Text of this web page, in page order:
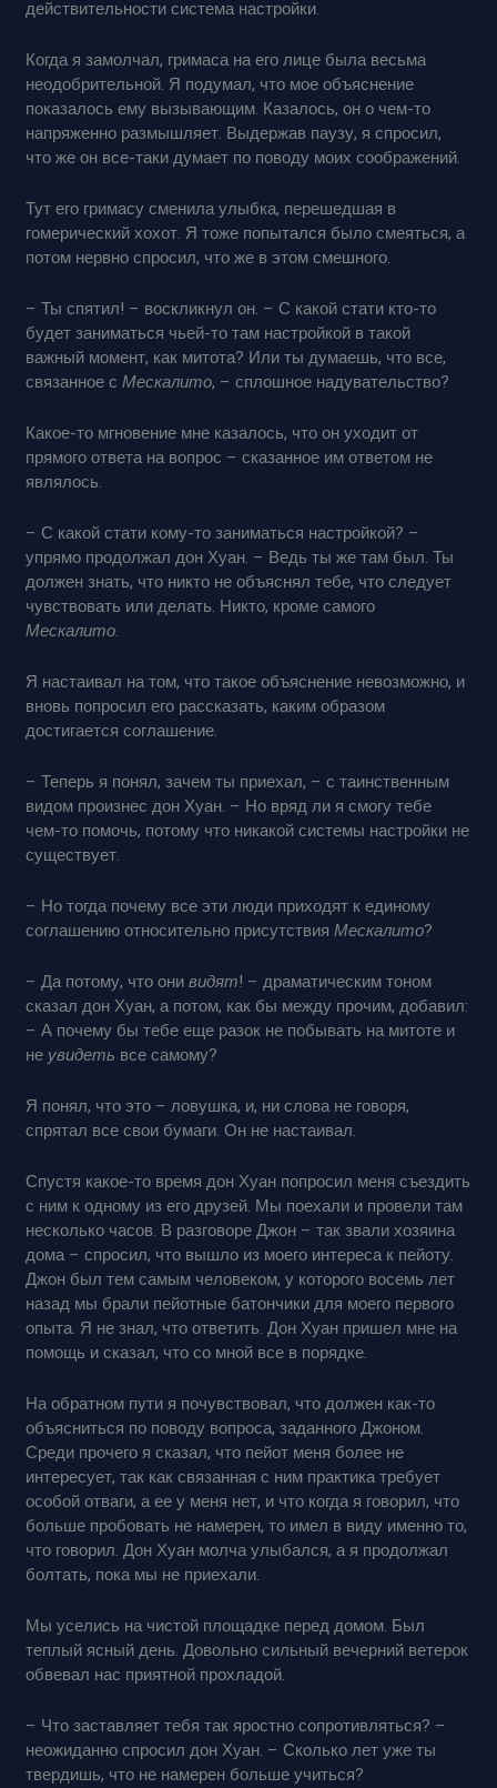
действительности система настройки.
Когда я замолчал, гримаса на его лице была весьма
неодобрительной. Я подумал, что мое объяснение
показалось ему вызывающим. Казалось, он о чем-то
напряженно размышляет. Выдержав паузу, я спросил,
что же он все-таки думает по поводу моих соображений.
Тут его гримасу сменила улыбка, перешедшая в
гомерический хохот. Я тоже попытался было смеяться, а
потом нервно спросил, что же в этом смешного.
– Ты спятил! – воскликнул он. – С какой стати кто-то
будет заниматься чьей-то там настройкой в такой
важный момент, как митота? Или ты думаешь, что все,
связанное сМескалито, – сплошное надувательство?
Какое-то мгновение мне казалось, что он уходит от
прямого ответа на вопрос – сказанное им ответом не
являлось.
– С какой стати кому-то заниматься настройкой? –
упрямо продолжал дон Хуан. – Ведь ты же там был. Ты
должен знать, что никто не объяснял тебе, что следует
чувствовать или делать. Никто, кроме самого
Мескалито.
Я настаивал на том, что такое объяснение невозможно, и
вновь попросил его рассказать, каким образом
достигается соглашение.
– Теперь я понял, зачем ты приехал, – с таинственным
видом произнес дон Хуан. – Но вряд ли я смогу тебе
чем-то помочь, потому что никакой системы настройки не
существует.
– Но тогда почему все эти люди приходят к единому
соглашению относительно присутствияМескалито?
– Да потому, что онивидят! – драматическим тоном
сказал дон Хуан, а потом, как бы между прочим, добавил:
– А почему бы тебе еще разок не побывать на митоте и
не увидеть все самому?
Я понял, что это – ловушка, и, ни слова не говоря,
спрятал все свои бумаги. Он не настаивал.
Спустя какое-то время дон Хуан попросил меня съездить
с ним к одному из его друзей. Мы поехали и провели там
несколько часов. В разговоре Джон – так звали хозяина
дома – спросил, что вышло из моего интереса к пейоту.
Джон был тем самым человеком, у которого восемь лет
назад мы брали пейотные батончики для моего первого
опыта. Я не знал, что ответить. Дон Хуан пришел мне на
помощь и сказал, что со мной все в порядке.
На обратном пути я почувствовал, что должен как-то
объясниться по поводу вопроса, заданного Джоном.
Среди прочего я сказал, что пейот меня более не
интересует, так как связанная с ним практика требует
особой отваги, а ее у меня нет, и что когда я говорил, что
больше пробовать не намерен, то имел в виду именно то,
что говорил. Дон Хуан молча улыбался, а я продолжал
болтать, пока мы не приехали.
Мы уселись на чистой площадке перед домом. Был
теплый ясный день. Довольно сильный вечерний ветерок
обвевал нас приятной прохладой.
– Что заставляет тебя так яростно сопротивляться? –
неожиданно спросил дон Хуан. – Сколько лет уже ты
твердишь, что не намерен больше учиться?